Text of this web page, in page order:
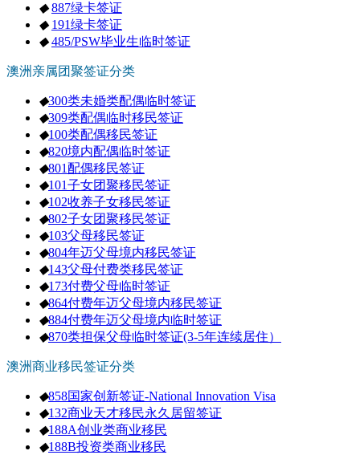
◆ 887绿卡签证
◆ 191绿卡签证
◆ 485/PSW毕业生临时签证
澳洲亲属团聚签证分类
◆300类未婚类配偶临时签证
◆309类配偶临时移民签证
◆100类配偶移民签证
◆820境内配偶临时签证
◆801配偶移民签证
◆101子女团聚移民签证
◆102收养子女移民签证
◆802子女团聚移民签证
◆103父母移民签证
◆804年迈父母境内移民签证
◆143父母付费类移民签证
◆173付费父母临时签证
◆864付费年迈父母境内移民签证
◆884付费年迈父母境内临时签证
◆870类担保父母临时签证(3-5年连续居住）
澳洲商业移民签证分类
◆858国家创新签证-National Innovation Visa
◆132商业天才移民永久居留签证
◆188A创业类商业移民
◆188B投资类商业移民